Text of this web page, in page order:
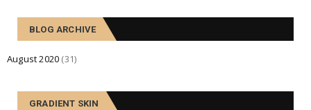
BLOG ARCHIVE
August 2020 (31)
GRADIENT SKIN